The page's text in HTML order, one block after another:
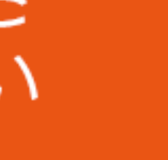
本当に便利なキャッシュレス決済サ
ービスとは？記帳代行の際、利用し
た経費がどう扱われるのかも解説